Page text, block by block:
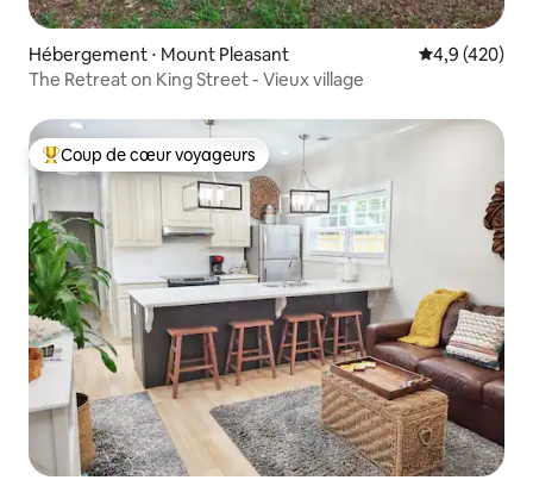
Hébergement ⋅ Mount Pleasant Évaluation
4,9 (420)
The Retreat on King Street - Vieux village
Coups de cœur voyageurs les plus appréciés
Coup de cœur voyageurs